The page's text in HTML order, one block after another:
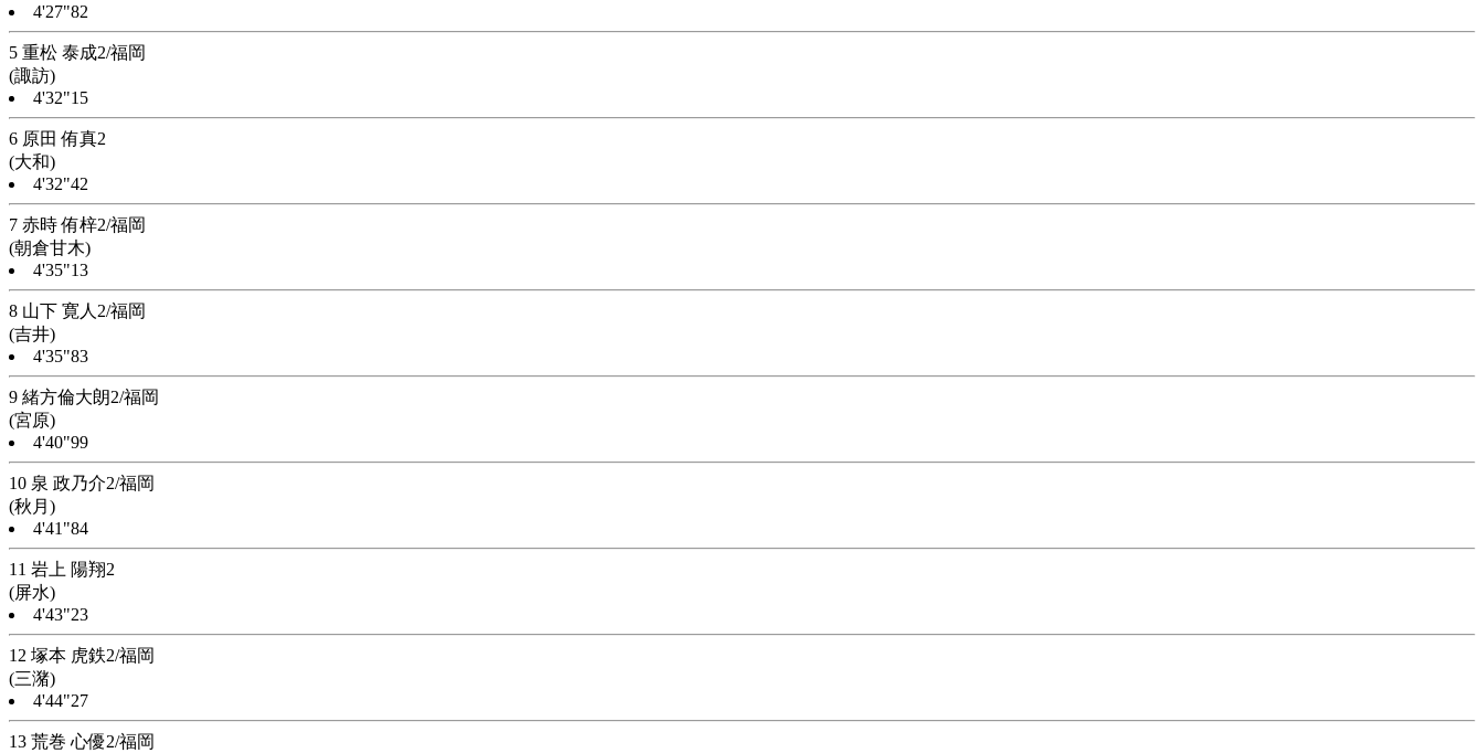
4'27"82
5 重松 泰成2/福岡
(諏訪)
4'32"15
6 原田 侑真2
(大和)
4'32"42
7 赤時 侑梓2/福岡
(朝倉甘木)
4'35"13
8 山下 寛人2/福岡
(吉井)
4'35"83
9 緒方倫大朗2/福岡
(宮原)
4'40"99
10 泉 政乃介2/福岡
(秋月)
4'41"84
11 岩上 陽翔2
(屏水)
4'43"23
12 塚本 虎鉄2/福岡
(三潴)
4'44"27
13 荒巻 心優2/福岡